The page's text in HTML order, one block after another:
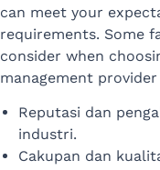
can meet your
requirements. Some
consider when
management provider
Reputasi dan
industri.
Cakupan dan